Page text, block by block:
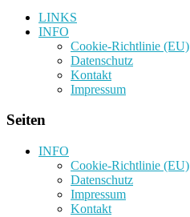
LINKS
INFO
Cookie-Richtlinie (EU)
Datenschutz
Kontakt
Impressum
Seiten
INFO
Cookie-Richtlinie (EU)
Datenschutz
Impressum
Kontakt